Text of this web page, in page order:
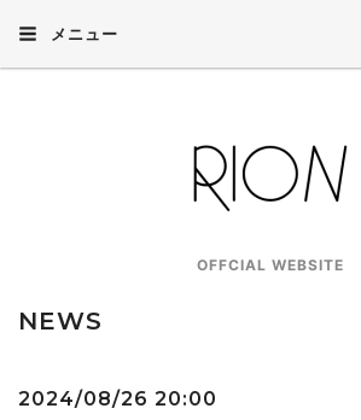
メニュー
OFFCIAL WEBSITE
NEWS
2024/08/26 20:00